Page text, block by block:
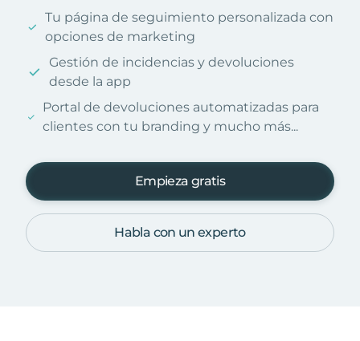
Tu página de seguimiento personalizada con
opciones de marketing
Gestión de incidencias y devoluciones
desde la app
Portal de devoluciones automatizadas para
clientes con tu branding y mucho más...
Empieza gratis
Habla con un experto